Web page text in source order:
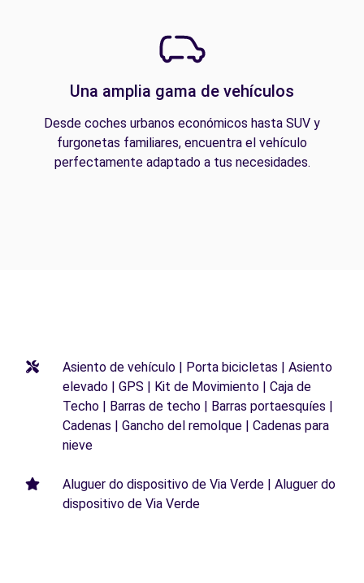
Una amplia gama de vehículos
Desde coches urbanos económicos hasta SUV y
furgonetas familiares, encuentra el vehículo
perfectamente adaptado a tus necesidades.
Asiento de vehículo | Porta bicicletas | Asiento
elevado | GPS | Kit de Movimiento | Caja de
Techo | Barras de techo | Barras portaesquíes |
Cadenas | Gancho del remolque | Cadenas para
nieve
Aluguer do dispositivo de Via Verde | Aluguer do
dispositivo de Via Verde